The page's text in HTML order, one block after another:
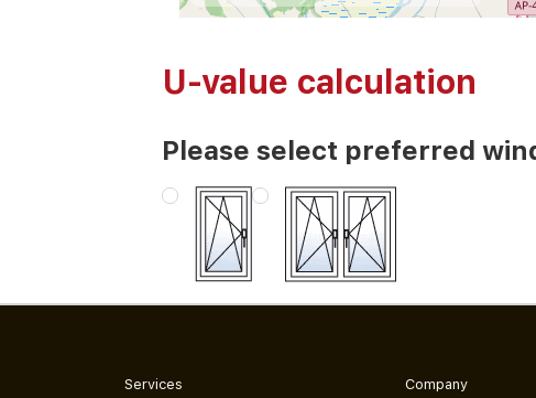
U-value calculation
Please select preferred
Services Company